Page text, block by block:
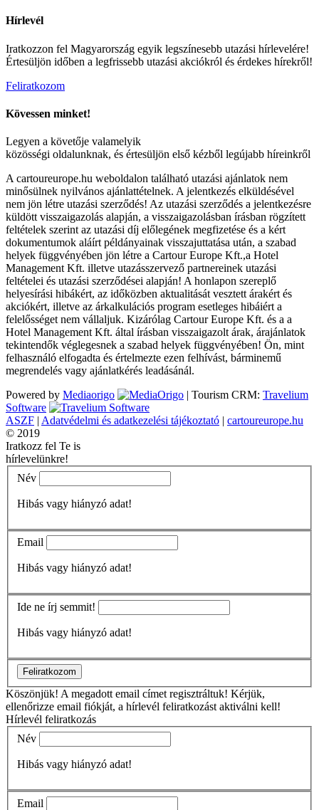
Hírlevél
Iratkozzon fel Magyarország egyik legszínesebb utazási hírlevelére!
Értesüljön időben a legfrissebb utazási akciókról és érdekes hírekről!
Feliratkozom
Kövessen minket!
Legyen a követője valamelyik
közösségi oldalunknak, és értesüljön első kézből legújabb híreinkről
A cartoureurope.hu weboldalon található utazási ajánlatok nem
minősülnek nyilvános ajánlattételnek. A jelentkezés elküldésével
nem jön létre utazási szerződés! Az utazási szerződés a jelentkezésre
küldött visszaigazolás alapján, a visszaigazolásban írásban rögzített
feltételek szerint az utazási díj előlegének megfizetése és a kért
dokumentumok aláírt példányainak visszajuttatása után, a szabad
helyek függvényében jön létre a Cartour Europe Kft.,a Hotel
Management Kft. illetve utazásszervező partnereinek utazási
feltételei és utazási szerződései alapján! A honlapon szereplő
helyesírási hibákért, az időközben aktualitását vesztett árakért és
akciókért, illetve az árkalkulációs program esetleges hibáiért a
felelősséget nem vállaljuk. Kizárólag Cartour Europe Kft. és a a
Hotel Management Kft. által írásban visszaigazolt árak, árajánlatok
tekintendők véglegesnek a szabad helyek függvényében! Ön, mint
felhasználó elfogadta és értelmezte ezen felhívást, bárminemű
megrendelés vagy ajánlatkérés leadásánál.
Powered by Mediaorigo | Tourism CRM: Travelium
Software
ASZF | Adatvédelmi és adatkezelési tájékoztató | cartoureurope.hu
© 2019
Iratkozz fel Te is
hírlevelünkre!
Név
Hibás vagy hiányzó adat!
Email
Hibás vagy hiányzó adat!
Ide ne írj semmit!
Hibás vagy hiányzó adat!
Feliratkozom
Köszönjük! A megadott email címet regisztráltuk! Kérjük,
ellenőrizze email fiókját, a hírlevél feliratkozást aktiválni kell!
Hírlevél feliratkozás
Név
Hibás vagy hiányzó adat!
Email